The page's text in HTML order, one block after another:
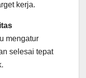
kerja.
mengatur
selesai tepat